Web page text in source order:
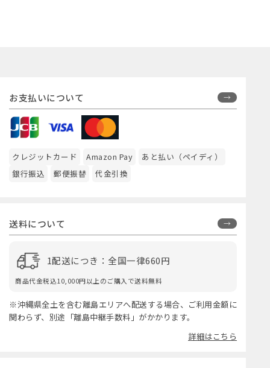
お支払いについて
クレジットカード Amazon Pay
あと払い（ペイディ）
銀行振込
郵便振替 代金引換
送料について
1配送につき：全国一律660円
商品代金税込10,000円以上のご購入で送料無料
※沖縄県全土を含む離島エリアへ配送する場合、ご利用金額に
関わらず、別途「離島中継手数料」がかかります。
詳細はこちら